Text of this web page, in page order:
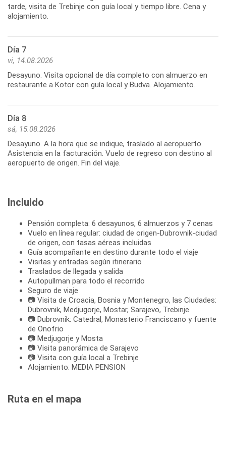
tarde, visita de Trebinje con guía local y tiempo libre. Cena y
alojamiento.
Día 7
vi, 14.08.2026
Desayuno. Visita opcional de día completo con almuerzo en
restaurante a Kotor con guía local y Budva. Alojamiento.
Día 8
sá, 15.08.2026
Desayuno. A la hora que se indique, traslado al aeropuerto.
Asistencia en la facturación. Vuelo de regreso con destino al
aeropuerto de origen. Fin del viaje.
Incluido
Pensión completa: 6 desayunos, 6 almuerzos y 7 cenas
Vuelo en línea regular: ciudad de origen-Dubrovnik-ciudad
de origen, con tasas aéreas incluidas
Guía acompañante en destino durante todo el viaje
Visitas y entradas según itinerario
Traslados de llegada y salida
Autopullman para todo el recorrido
Seguro de viaje
📷 Visita de Croacia, Bosnia y Montenegro, las Ciudades:
Dubrovnik, Medjugorje, Mostar, Sarajevo, Trebinje
📷 Dubrovnik: Catedral, Monasterio Franciscano y fuente
de Onofrio
📷 Medjugorje y Mosta
📷 Visita panorámica de Sarajevo
📷 Visita con guía local a Trebinje
Alojamiento: MEDIA PENSION
Ruta en el mapa